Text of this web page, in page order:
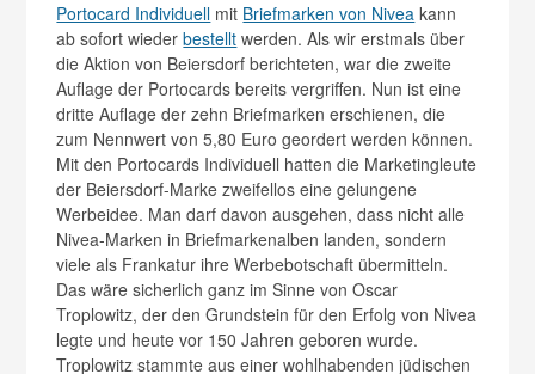
Portocard Individuell mit Briefmarken von Nivea kann
ab sofort wiederbestellt werden. Als wir erstmals über
die Aktion von Beiersdorf berichteten, war die zweite
Auflage der Portocards bereits vergriffen. Nun ist eine
dritte Auflage der zehn Briefmarken erschienen, die
zum Nennwert von 5,80 Euro geordert werden können.
Mit den Portocards Individuell hatten die Marketingleute
der Beiersdorf-Marke zweifellos eine gelungene
Werbeidee. Man darf davon ausgehen, dass nicht alle
Nivea-Marken in Briefmarkenalben landen, sondern
viele als Frankatur ihre Werbebotschaft übermitteln.
Das wäre sicherlich ganz im Sinne von Oscar
Troplowitz, der den Grundstein für den Erfolg von Nivea
legte und heute vor 150 Jahren geboren wurde.
Troplowitz stammte aus einer wohlhabenden jüdischen